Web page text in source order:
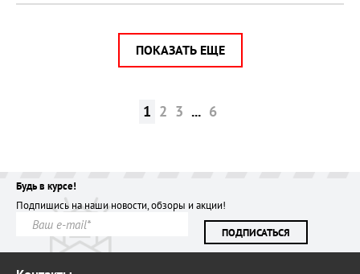
ПОКАЗАТЬ ЕЩЕ
1 2 3 ... 6
Будь в курсе!
Подпишись на наши новости, обзоры и акции!
ПОДПИСАТЬСЯ